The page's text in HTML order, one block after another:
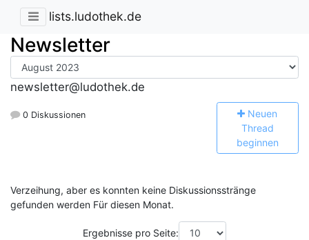
lists.ludothek.de
Newsletter
newsletter@ludothek.de
0 Diskussionen Neuen
Thread
beginnen
Verzeihung, aber es konnten keine Diskussionsstränge
gefunden werden Für diesen Monat.
Ergebnisse pro Seite: